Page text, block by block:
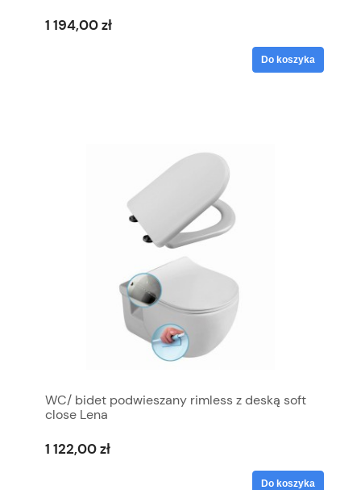
1 194,00 zł
Do koszyka
WC/ bidet podwieszany rimless z deską soft
close Lena
1 122,00 zł
Do koszyka